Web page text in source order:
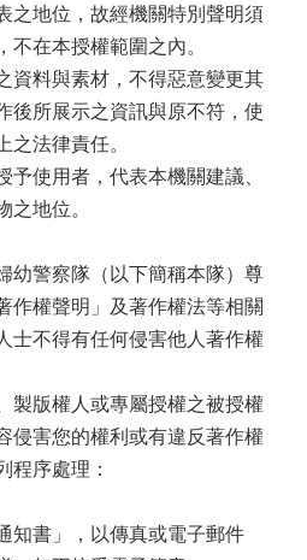
之地位，故經機關特別聲明須
不在本授權範圍之內。
資料與素材，不得惡意變更其
後所展示之資訊與原不符，使
之法律責任。
予使用者，代表本機關建議、
之地位。
幼警察隊（以下簡稱本隊）尊
作權聲明」及著作權法等相關
士不得有任何侵害他人著作權
製版權人或專屬授權之被授權
侵害您的權利或有違反著作權
程序處理：
知書」，以傳真或電子郵件